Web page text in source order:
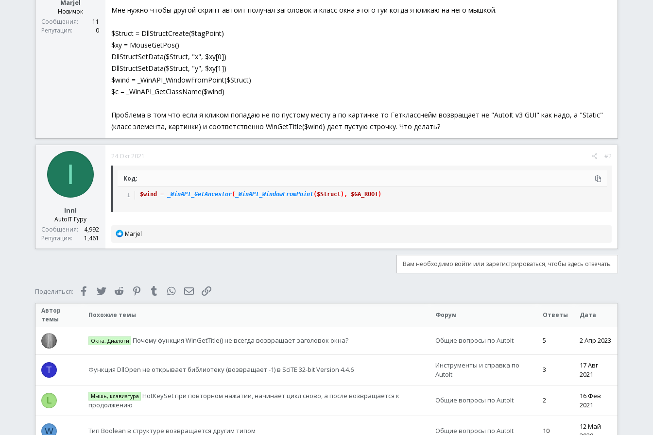
Marjel
Новичок
Сообщения
11
Репутация
0
Мне нужно чтобы другой скрипт автоит получал заголовок и класс окна этого гуи когда я кликаю на него мышкой.
$Struct = DllStructCreate($tagPoint)
$xy = MouseGetPos()
DllStructSetData($Struct, "x", $xy[0])
DllStructSetData($Struct, "y", $xy[1])
$wind = _WinAPI_WindowFromPoint($Struct)
$c = _WinAPI_GetClassName($wind)
Проблема в том что если я кликом попадаю не по пустому месту а по картинке то Геткласснейм возвращает не "AutoIt v3 GUI" как надо, а "Static"
(класс элемента, картинки) и соответственно WinGetTitle($wind) дает пустую строчку. Что делать?
I
InnI
AutoIT Гуру
Сообщения
4,992
Репутация
1,461
24 Окт 2021 #2
Код:
$wind = _WinAPI_GetAncestor( _WinAPI_WindowFromPoint( $Struct) , $GA_ROOT)
Р
а
Marjel
Вам необходимо войти или зарегистрироваться, чтобы здесь отвечать.
Поделиться: FacebookTwitter Reddit PinterestTumblr WhatsAppЭлектронная почта
Автор
темы
Похожие темы Форум Ответы Дата
Окна, Диалоги Почему функция WinGetTitle() не всегда возвращает заголовок окна? Общие вопросы по AutoIt 5 2 Апр 2023
T Функция DllOpen не открывает библиотеку (возвращает -1) в SciTE 32-bit Version 4.4.6
Инструменты и справка по
AutoIt
3
17 Авг
2021
L Мышь, клавиатура HotKeySet при повторном нажатии, начинает цикл сново, а после возвращается к
продолжению
Общие вопросы по AutoIt 2
16 Фев
2021
W Тип Boolean в структуре возвращается другим типом Общие вопросы по AutoIt 10
12 Май